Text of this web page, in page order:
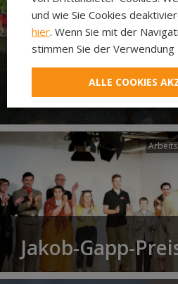
Neuer
Laudato si’
Jakob-Gapp-
und wie Sie Cookies
hier. Wenn Sie mit der
stimmen Sie der Verwendung
ALLE COOKIES